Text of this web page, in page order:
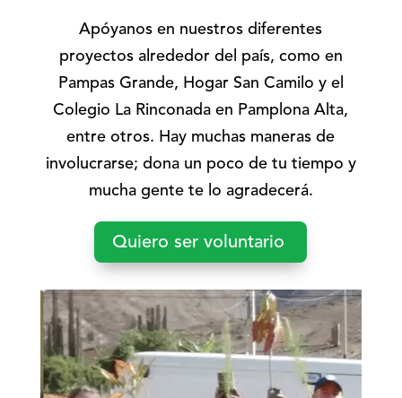
Apóyanos en nuestros diferentes
proyectos alrededor del país, como en
Pampas Grande, Hogar San Camilo y el
Colegio La Rinconada en Pamplona Alta,
entre otros. Hay muchas maneras de
involucrarse; dona un poco de tu tiempo y
mucha gente te lo agradecerá.
Quiero ser voluntario